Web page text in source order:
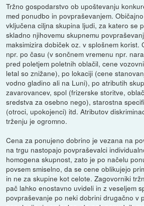
Tržno gospodarstvo ob upoštevanju
med ponudbo in povpraševanjem.
vključena ciljna skupina ljudi, za katero se
skladno njihovemu skupnemu
maksimizira dobiček oz. v splošnem korist.
npr. po času (v sončnem vremenu npr.
pred poletjem poletnih oblačil, cene
letal so znižane), po lokaciji (cene
vodno gladino ali na Luni), po atributih
zavarovancev, spol (frizerske storitve,
sredstva za osebno nego), starostna
(otroci, upokojenci) itd. Atributov
trženju je ogromno.
Cena za ponujeno dobrino je vezana na
na trgu nastopajo povpraševalci
homogena skupnost, zato je po načelu
povsem smiselno, da se cene oblikujejo
in ne za skupine kot celote. Zagovorniki
pač lahko enostavno uvideli in z veseljem
povpraševanje po neki dobrini drugačno v